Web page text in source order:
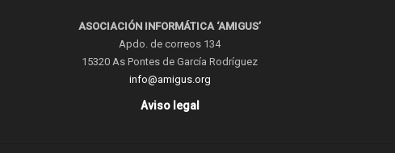
ASOCIACIÓN INFORMÁTICA ‘AMIGUS’
Apdo. de correos 134
15320 As Pontes de García Rodríguez
info@amigus.org
Aviso legal